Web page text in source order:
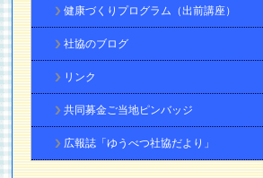
健康づくりプログラム（出前講座）
社協のブログ
リンク
共同募金ご当地ピンバッジ
広報誌「ゆうべつ社協だより」